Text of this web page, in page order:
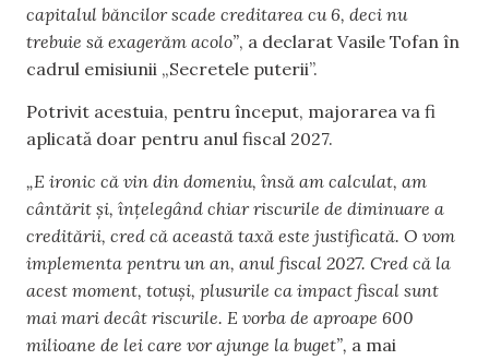
capitalul băncilor scade creditarea cu 6, deci nu
trebuie să exagerăm acolo”, a declarat Vasile Tofan în
cadrul emisiunii „Secretele puterii”.
Potrivit acestuia, pentru început, majorarea va fi
aplicată doar pentru anul fiscal 2027.
„E ironic că vin din domeniu, însă am calculat, am
cântărit și, înțelegând chiar riscurile de diminuare a
creditării, cred că această taxă este justificată. O vom
implementa pentru un an, anul fiscal 2027. Cred că la
acest moment, totuși, plusurile ca impact fiscal sunt
mai mari decât riscurile. E vorba de aproape 600
milioane de lei care vor ajunge la buget”, a mai